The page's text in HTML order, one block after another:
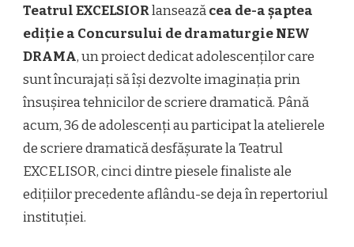
Teatrul EXCELSIORlanseazăcea de-a șaptea
ediție a Concursului de dramaturgie NEW
DRAMA, un proiect dedicat adolescenților care
sunt încurajați să își dezvolte imaginația prin
însușirea tehnicilor de scriere dramatică. Până
acum, 36 de adolescenți au participat la atelierele
de scriere dramatică desfășurate la Teatrul
EXCELISOR, cinci dintre piesele finaliste ale
edițiilor precedente aflându-se deja în repertoriul
instituției.